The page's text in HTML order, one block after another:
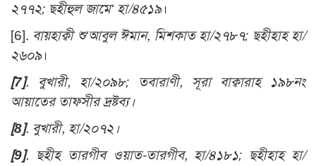
২৭৭২; ছহীহুল জামে‘ হা/৪৫১৯।
[6]. বায়হাক্বী শু‘আবুল ঈমান, মিশকাত হা/২৭৮৭; ছহীহাহ হা/
২৬০৯।
[7]. বুখারী, হা/২০৯৮; তবারাণী, সূরা বাক্বারাহ ১৯৮নং
আয়াতের তাফসীর দ্রষ্টব্য।
[8]. বুখারী, হা/২০৭২ ।
[9]. ছহীহ তারগীব ওয়াত-তারগীব, হা/৪১৮১; ছহীহাহ হা/